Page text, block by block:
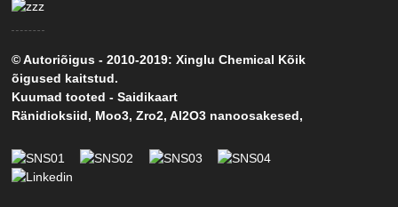
© Autoriõigus - 2010-2019: Xinglu Chemical Kõik
õigused kaitstud.
Kuumad tooted -Saidikaart
Ränidioksiid, Moo3,Zro2,Al2O3 nanoosakesed,